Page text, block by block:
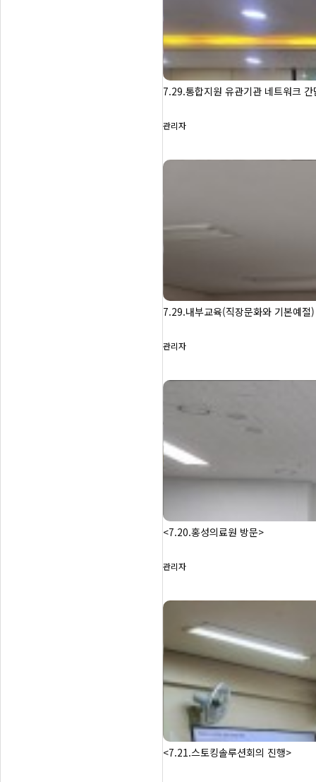
7.29.통합지원 유관기관 네트워크
관리자
7.29.내부교육(직장문화와 기본예절)
관리자
<7.20.홍성의료원 방문>
관리자
<7.21.스토킹솔루션회의 진행>